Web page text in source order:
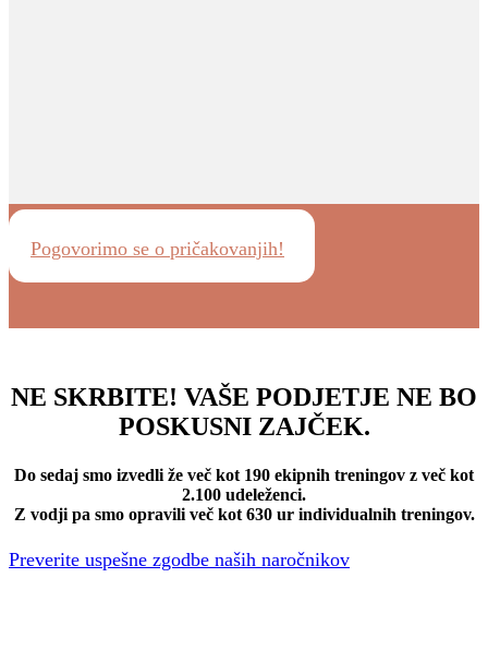
Pogovorimo se o pričakovanjih!
NE SKRBITE! VAŠE PODJETJE NE BO
POSKUSNI ZAJČEK.
Do sedaj smo izvedli že več kot 190 ekipnih treningov z več kot
2.100 udeleženci.
Z vodji pa smo opravili več kot 630 urindividualnih treningov.
Preverite uspešne zgodbe naših naročnikov